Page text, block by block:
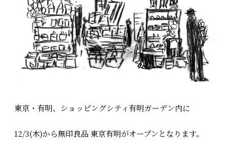
東京・有明、ショッピングシティ有明ガーデン内に
12/3(木)から無印良品 東京有明がオープンとなります。